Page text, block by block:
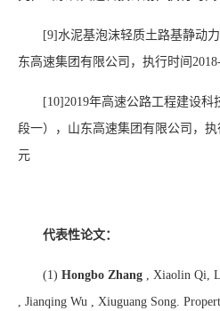
[9] 水泥基泡沫轻质土路基静动
东高速集团有限公司，执行时间
[10]2019年高速公路工程建设科
段一），山东高速集团有限公司，执
元
代表性论文：
(1) Hongbo Zhang , Xiaolin Qi,
, Jianqing Wu , Xiuguang Song.